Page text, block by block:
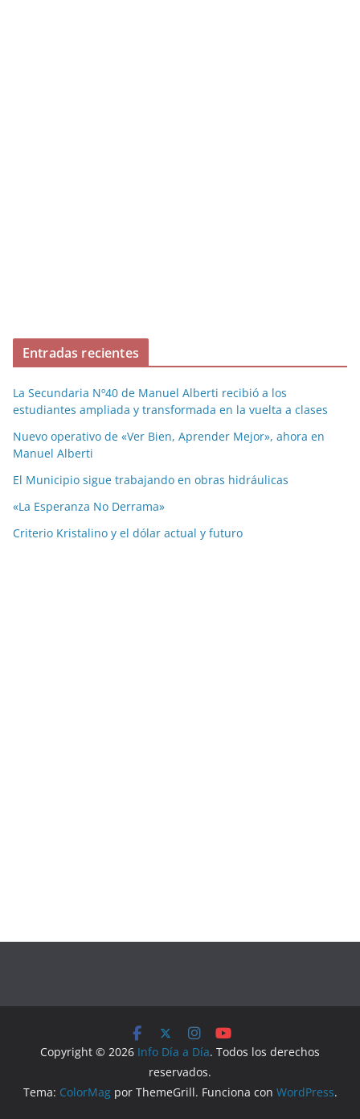
Entradas recientes
La Secundaria Nº40 de Manuel Alberti recibió a los
estudiantes ampliada y transformada en la vuelta a clases
Nuevo operativo de «Ver Bien, Aprender Mejor», ahora en
Manuel Alberti
El Municipio sigue trabajando en obras hidráulicas
«La Esperanza No Derrama»
Criterio Kristalino y el dólar actual y futuro
Copyright © 2026 Info Día a Día. Todos los derechos
reservados.
Tema: ColorMagpor ThemeGrill. Funciona con WordPress.